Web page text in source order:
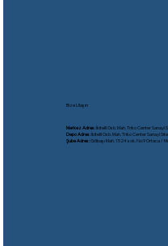
Bize Ulaşın
Merkez Adres:İkitelli Osb. Mah. Triko Center
Depo Adres:İkitelli Osb. Mah. Triko Center Sanayi
Şube Adres:Gölbaşı Mah. 1524 sok. No:9 Ortaca /